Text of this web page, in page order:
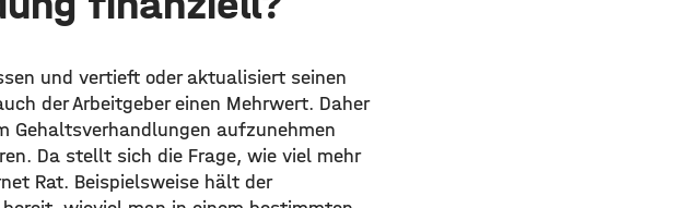
und vertieft oder aktualisiert seinen
der Arbeitgeber einen Mehrwert. Daher
Gehaltsverhandlungen aufzunehmen
Da stellt sich die Frage, wie viel mehr
Rat. Beispielsweise hält der